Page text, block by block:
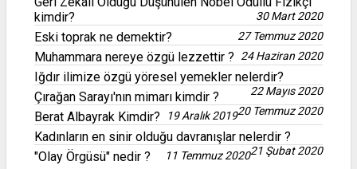
kimdir?
30 Mart 2020
Eski toprak ne demektir? 27 Temmuz 2020
Muhammara nereye özgü lezzettir ? 24 Haziran 2020
Iğdır ilimize özgü yöresel yemekler nelerdir?
22 Mayıs 2020
Çırağan Sarayı'nın mimarı kimdir ?
20 Temmuz 2020
Berat Albayrak Kimdir? 19 Aralık 2019
Kadınların en sinir olduğu davranışlar nelerdir ?
21 Şubat 2020
"Olay Örgüsü" nedir ? 11 Temmuz 2020